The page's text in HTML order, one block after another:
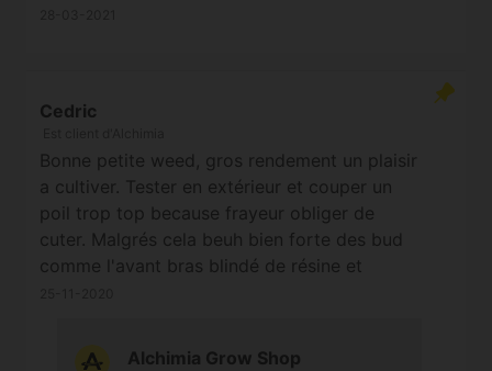
Cedric
Bonne petite weed, gros rendement un plaisir
a cultiver. Tester en extérieur et couper un
poil trop top because frayeur obliger de
cuter. Malgrés cela beuh bien forte des bud
comme l'avant bras blindé de résine et
Alchimia Grow Shop